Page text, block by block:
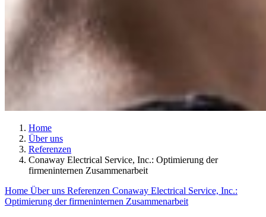
Home
Über uns
Referenzen
Conaway Electrical Service, Inc.: Optimierung der
firmeninternen Zusammenarbeit
Home Über uns Referenzen Conaway Electrical Service, Inc.:
Optimierung der firmeninternen Zusammenarbeit